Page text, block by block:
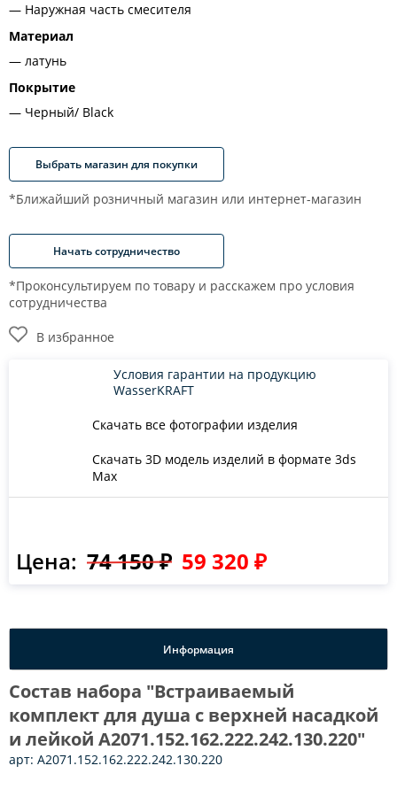
Наружная часть смесителя
Материал
латунь
Покрытие
Черный/ Black
Выбрать магазин для покупки
*Ближайший розничный магазин или интернет-магазин
Начать сотрудничество
*Проконсультируем по товару и расскажем про условия
сотрудничества
В избранное
Скачать все фотографии изделия
Скачать 3D модель изделий в формате 3ds
Max
Условия гарантии на продукцию
WasserKRAFT
Цена: 74 150 ₽ 59 320 ₽
Информация
Состав набора "Встраиваемый
комплект для душа с верхней насадкой
и лейкой A2071.152.162.222.242.130.220"
арт: A2071.152.162.222.242.130.220